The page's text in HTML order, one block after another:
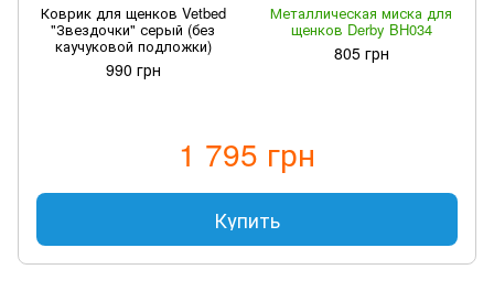
Коврик для щенков Vetbed
"Звездочки" серый (без
каучуковой подложки)
990 грн
Металлическая миска для
щенков Derby BH034
805 грн
1 795 грн
Купить